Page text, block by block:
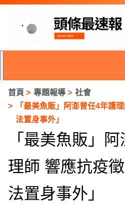
首頁 專題報導
社會
「最美魚販」阿澎曾任4年護
法置身事外」
「最美魚販」
理師 響應抗疫
法置身事外」